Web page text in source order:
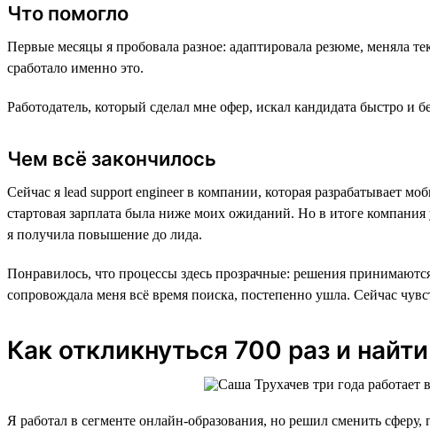
Что помогло
Первые месяцы я пробовала разное: адаптировала резюме, меняла
сработало именно это.
Работодатель, который сделал мне офер, искал кандидата быстро
Чем всё закончилось
Сейчас я lead support engineer в компании, которая разрабатывает
стартовая зарплата была ниже моих ожиданий. Но в итоге
я получила повышение до лида.
Понравилось, что процессы здесь прозрачные: решения
сопровождала меня всё время поиска, постепенно ушла. Сейчас
Как откликнуться 700 раз и
Я работал в сегменте онлайн-образования, но решил сменить